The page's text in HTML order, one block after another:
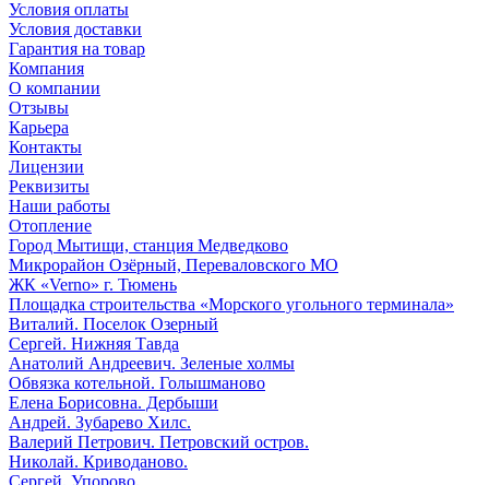
Условия оплаты
Условия доставки
Гарантия на товар
Компания
О компании
Отзывы
Карьера
Контакты
Лицензии
Реквизиты
Наши работы
Отопление
Город Мытищи, станция Медведково
Микрорайон Озёрный, Переваловского МО
ЖК «Verno» г. Тюмень
Площадка строительства «Морского угольного терминала»
Виталий. Поселок Озерный
Сергей. Нижняя Тавда
Анатолий Андреевич. Зеленые холмы
Обвязка котельной. Голышманово
Елена Борисовна. Дербыши
Андрей. Зубарево Хилс.
Валерий Петрович. Петровский остров.
Николай. Криводаново.
Сергей. Упорово.